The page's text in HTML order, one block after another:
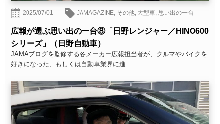
2025/07/01 JAMAGAZINE, その他, 大型車,思い出の一台
広報が選ぶ思い出の一台⑧「日野レンジャー／HINO600
シリーズ」（日野自動車）
JAMAブログを監修する各メーカー広報担当者が、クルマやバイクを
好きになった、もしくは自動車業界に進……